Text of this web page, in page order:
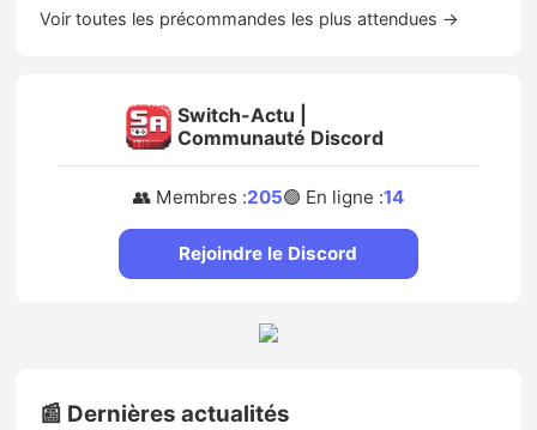
Voir toutes les précommandes les plus attendues →
Switch-Actu |
Communauté Discord
👥 Membres :205🟢 En ligne :14
Rejoindre le Discord
📰 Dernières actualités